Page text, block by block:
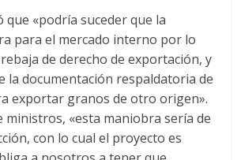
que «podría suceder que la
para el mercado interno por lo
de derecho de exportación, y
la documentación respaldatoria de
exportar granos de otro origen».
ministros, «esta maniobra sería de
con lo cual el proyecto es